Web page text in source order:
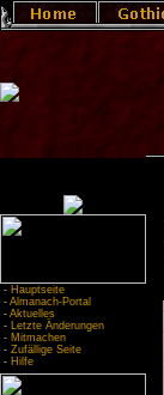
- Hauptseite
- Almanach-Portal
- Aktuelles
- Letzte Änderungen
- Mitmachen
- Zufällige Seite
- Hilfe